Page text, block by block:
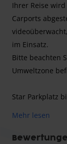
Ihrer Reise
Carports
im Einsatz.
Bitte beachten
Umweltzone
Star Parkplatz
Parkplatz
Mehr lesen